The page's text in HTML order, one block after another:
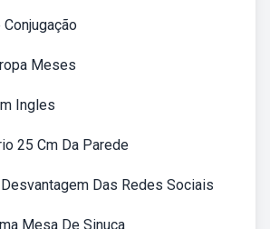
Meses
Ingles
25 Cm Da Parede
Das Redes Sociais
Mesa De Sinuca